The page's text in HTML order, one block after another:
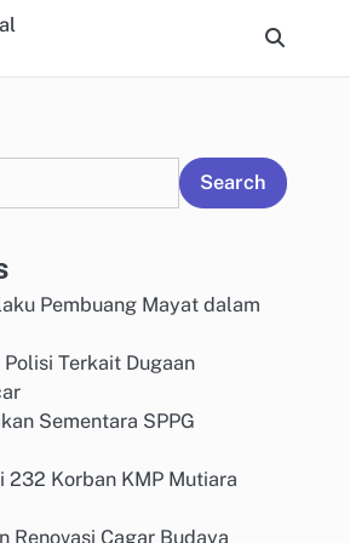
Search
Pembuang Mayat dalam
Terkait Dugaan
Sementara SPPG
232 Korban KMP Mutiara
Renovasi Cagar Budaya